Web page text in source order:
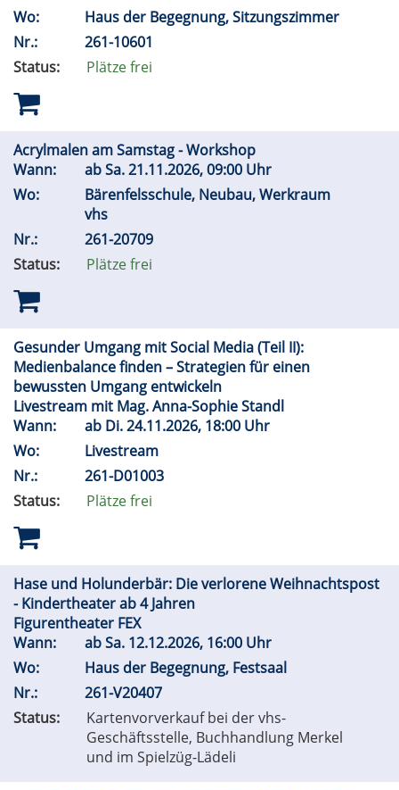
Wo:
Haus der Begegnung, Sitzungszimmer
Nr.:
261-10601
Status:
Plätze frei
Acrylmalen am Samstag - Workshop
Wann:
abSa.21.11.2026, 09:00 Uhr
Wo:
Bärenfelsschule, Neubau, Werkraum
vhs
Nr.:
261-20709
Status:
Plätze frei
Gesunder Umgang mit Social Media (Teil II):
Medienbalance finden – Strategien für einen
bewussten Umgang entwickeln
Livestream mit Mag. Anna-Sophie Standl
Wann:
ab Di.24.11.2026, 18:00 Uhr
Wo:
Livestream
Nr.:
261-D01003
Status:
Plätze frei
Hase und Holunderbär: Die verlorene Weihnachtspost
- Kindertheater ab 4 Jahren
Figurentheater FEX
Wann:
abSa. 12.12.2026, 16:00 Uhr
Wo:
Haus der Begegnung, Festsaal
Nr.:
261-V20407
Status:
Kartenvorverkauf bei der vhs-
Geschäftsstelle, Buchhandlung Merkel
und im Spielzüg-Lädeli